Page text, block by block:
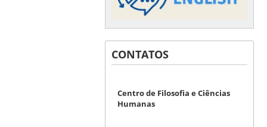
CONTATOS
Centro de Filosofia e Ciências
Humanas